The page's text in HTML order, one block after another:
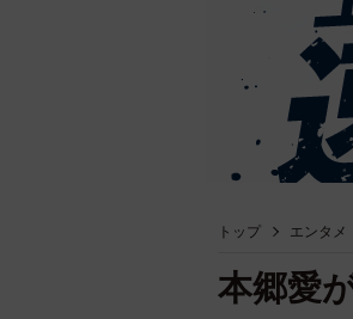
トップ エンタメ
本郷愛